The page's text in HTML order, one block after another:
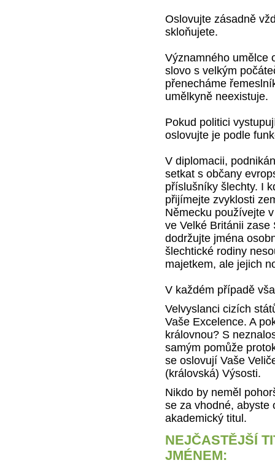
Oslovujte zásadně
skloňujete.
Významného umělce
slovo s velkým
přenecháme
umělkyně neexistuje.
Pokud politici
oslovujte je podle
V diplomacii,
setkat s občany
příslušníky šlechty. I
přijímejte zvyklosti
Německu používejte
ve Velké Británii zase
dodržujte jména
šlechtické rodiny
majetkem, ale jejich
V každém případě
Velvyslanci cizích
Vaše Excelence. A
královnou? S
samým pomůže
se oslovují Vaše
(královská) Výsosti.
Nikdo by neměl
se za vhodné, abyste
akademický titul.
NEJČASTĚJŠÍ
JMÉNEM: